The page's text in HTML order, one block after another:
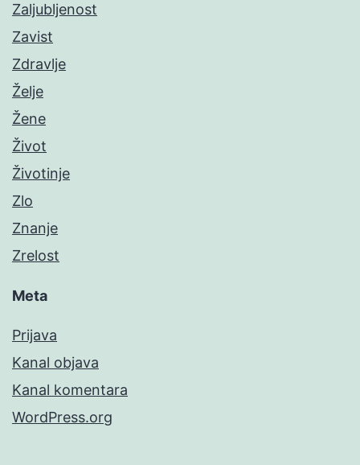
Zaljubljenost
Zavist
Zdravlje
Želje
Žene
Život
Životinje
Zlo
Znanje
Zrelost
Meta
Prijava
Kanal objava
Kanal komentara
WordPress.org